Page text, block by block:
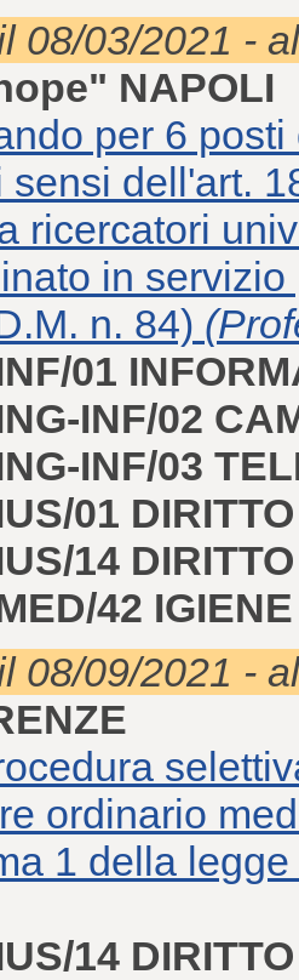
08/03/2021 -
NAPOLI
per 6
sensi dell'art.
ricercatori
in
n. 84)
01
INF/02
INF/03
01
14
42
08/09/2021 -
ordinario
1 della
14